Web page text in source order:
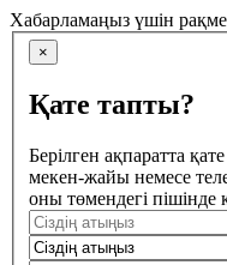
Хабарламаңыз үшін
×
Қате тапты?
Берілген ақпаратта
мекен-жайы немесе
оны төмендегі пішінде